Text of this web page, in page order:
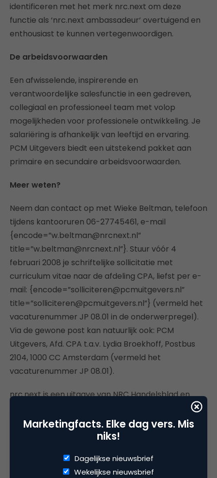
identificeren met het merk nrc.next om deze
functie als ‘nrc.next ambassadeur‘ overtuigend en
enthousiast te kunnen vertegenwoordigen.
De arbeidsvoorwaarden
Een afwisselende, inspirerende en
verantwoordelijke salesfunctie in een gedreven,
collegiaal en professioneel team met volop
mogelijkheden voor professionele ontwikkeling. Je
salariëring is afhankelijk van leeftijd en ervaring.
PCM Uitgevers biedt een uitstekend pakket aan
primaire en secundaire arbeidsvoorwaarden.
Meer weten?
Neem dan contact op met Wieke Beltman, telefoon
tijdens kantooruren 06-27745461, e-mail
{encode=”w.beltman@nrcnext.nl”
title=”w.beltman@nrcnext.nl”}. Stuur vóór 4
februari 2008 je schriftelijke sollicitatie met
curriculum vitae naar de afdeling CPA, liefst per e-
mail: {encode=”solliciteren@pcmuitgevers.nl”
title=”solliciteren@pcmuitgevers.nl”} (vermeld het
vacaturenummer JP 08.01 in de onderwerpregel).
Via de gewone post kan natuurlijk ook: PCM
Uitgevers, Afd. CPA t.a.v. Lydia Broekhoff, Postbus
2104, 1000 CC Amsterdam (vermeld het
vacaturenummer JP 08.01).
nrc.next is een uitgave van NRC Handelsblad en
onderdeel van PCM Uitgevers, uitgever van onder
andere ook de dagbladtitels Volkskrant, Trouw en
de uitgaansmagazines van NL Unlimited, algemene
boeken en educatieve uitgaven. Kijk voor meer
Marketingfacts. Elke dag vers. Mis
niks!
Dagelijkse nieuwsbrief
Wekelijkse nieuwsbrief